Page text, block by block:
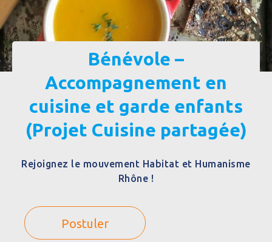
Bénévole –
Accompagnement en
cuisine et garde enfants
(Projet Cuisine partagée)
Rejoignez le mouvement Habitat et Humanisme
Rhône !
Postuler